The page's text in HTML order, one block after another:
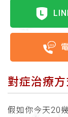
對症治療方
假如你今天20